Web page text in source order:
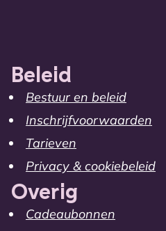
Beleid
Bestuur en beleid
Inschrijfvoorwaarden
Tarieven
Privacy & cookiebeleid
Overig
Cadeaubonnen